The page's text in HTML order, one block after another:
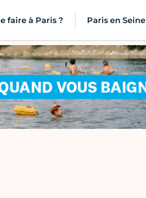
faire à Paris ? Paris en Seine